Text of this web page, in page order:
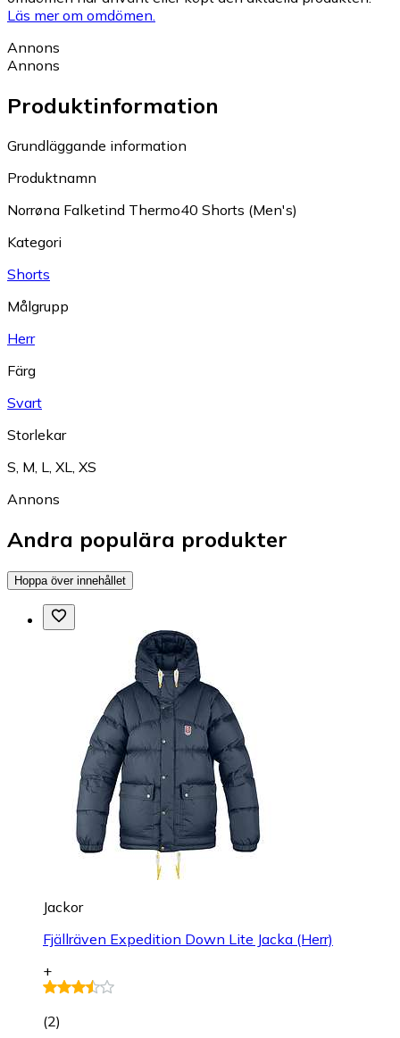
Läs mer om omdömen.
Annons
Annons
Produktinformation
Grundläggande information
Produktnamn
Norrøna Falketind Thermo40 Shorts (Men's)
Kategori
Shorts
Målgrupp
Herr
Färg
Svart
Storlekar
S M L XL
XS
Annons
Andra populära produkter
Hoppa över innehållet
Jackor
Fjällräven Expedition Down Lite Jacka (Herr)
+
(2)